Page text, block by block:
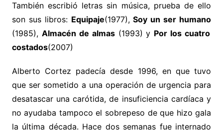
También escribió letras sin música, prueba de ello
son sus libros: Equipaje(1977),Soy un ser humano
(1985), Almacén de almas(1993) y Por los cuatro
costados(2007)
Alberto Cortez padecía desde 1996, en que tuvo
que ser sometido a una operación de urgencia para
desatascar una carótida, de insuficiencia cardíaca y
no ayudaba tampoco el sobrepeso de que hizo gala
la última década. Hace dos semanas fue internado